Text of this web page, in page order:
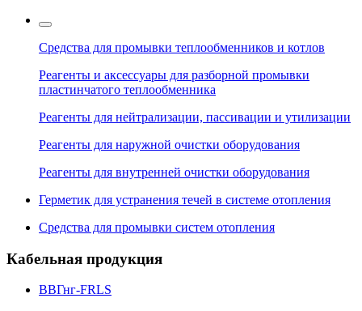
Средства для промывки теплообменников и котлов
Реагенты и аксессуары для разборной промывки
пластинчатого теплообменника
Реагенты для нейтрализации, пассивации и утилизации
Реагенты для наружной очистки оборудования
Реагенты для внутренней очистки оборудования
Герметик для устранения течей в системе отопления
Средства для промывки систем отопления
Кабельная продукция
ВВГнг-FRLS